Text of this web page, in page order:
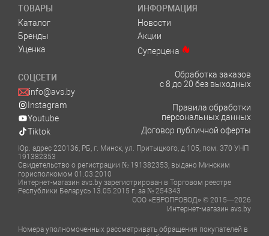
ТОВАРЫ
Каталог
Бренды
Уценка
ИНФОРМАЦИЯ
Новости
Акции
Суперцена
СОЦСЕТИ
info@avs.by
Instagram
Youtube
Tiktok
Обработка заказов
с 8 до 20 без выходных
Правила обработки
персональных данных
Договор публичной оферты
Юр. адрес 220136, РБ, г. Минск, ул. Притыцкого, д.105, пом. 370 УНП
191382353
Свидетельство о регистрации № 191382353, выдано Минским
горисполкомом 01.03.2010
Интернет-магазин avs.by зарегистрирован в Торговом реестре
Республики Беларусь 13.05.2015 г. за № 254343
ООО «ЕВРОПРОВОД» © 2015—2026
Интернет-магазин avs.by
Номера уполномоченных рассматривать обращения покупателей в